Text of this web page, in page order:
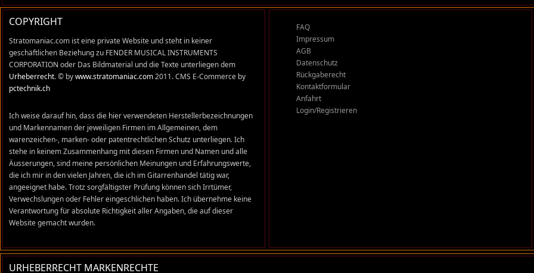
COPYRIGHT
Stratomaniac.com ist eine private Website und steht in keiner
geschäftlichen Beziehung zu FENDER MUSICAL INSTRUMENTS
CORPORATION oder Das Bildmaterial und die Texte unterliegen dem
Urheberrecht. © bywww.stratomaniac.com2011. CMS E-Commerce by
pctechnik.ch
Ich weise darauf hin, dass die hier verwendeten Herstellerbezeichnungen
und Markennamen der jeweiligen Firmen im Allgemeinen, dem
warenzeichen-, marken- oder patentrechtlichen Schutz unterliegen. Ich
stehe in keinem Zusammenhang mit diesen Firmen und Namen und alle
Äusserungen, sind meine persönlichen Meinungen und Erfahrungswerte,
die ich mir in den vielen Jahren, die ich im Gitarrenhandel tätig war,
angeeignet habe. Trotz sorgfältigster Prüfung können sich Irrtümer,
Verwechslungen oder Fehler eingeschlichen haben. Ich übernehme keine
Verantwortung für absolute Richtigkeit aller Angaben, die auf dieser
Website gemacht wurden.
FAQ
Impressum
AGB
Datenschutz
Rückgaberecht
Kontaktformular
Anfahrt
Login/Registrieren
URHEBERRECHT MARKENRECHTE